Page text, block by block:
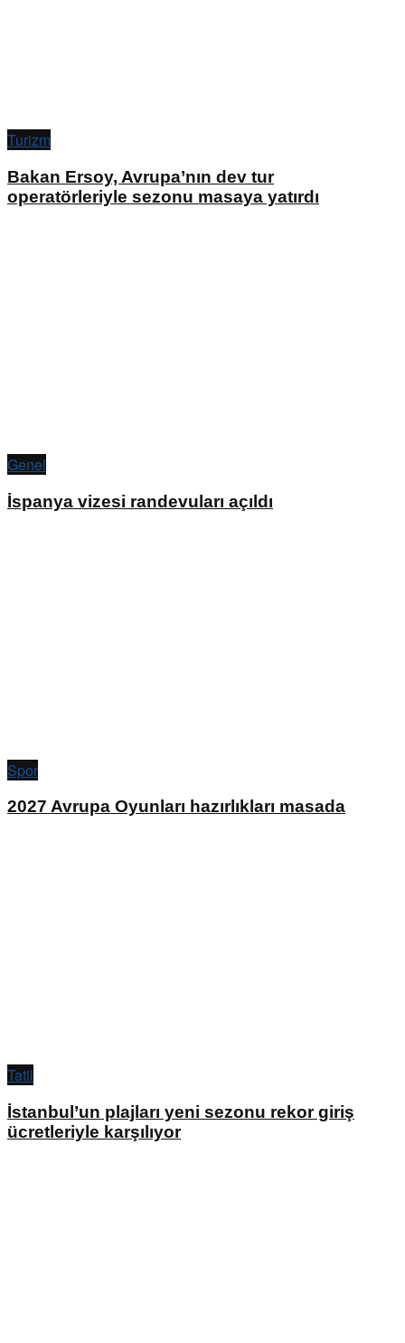
Turizm
Bakan Ersoy, Avrupa’nın dev tur
operatörleriyle sezonu masaya yatırdı
Genel
İspanya vizesi randevuları açıldı
Spor
2027 Avrupa Oyunları hazırlıkları masada
Tatil
İstanbul’un plajları yeni sezonu rekor giriş
ücretleriyle karşılıyor